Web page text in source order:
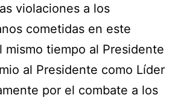
violaciones a los
cometidas en este
mismo tiempo al Presidente
al Presidente como Líder
por el combate a los